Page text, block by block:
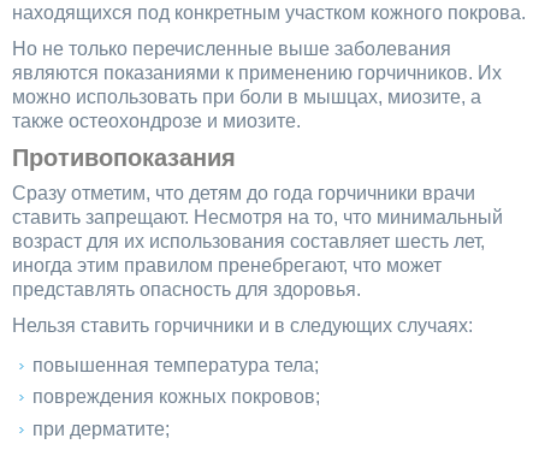
находящихся под конкретным участком кожного покрова.
Но не только перечисленные выше заболевания
являются показаниями к применению горчичников. Их
можно использовать при боли в мышцах, миозите, а
также остеохондрозе и миозите.
Противопоказания
Сразу отметим, что детям до года горчичники врачи
ставить запрещают. Несмотря на то, что минимальный
возраст для их использования составляет шесть лет,
иногда этим правилом пренебрегают, что может
представлять опасность для здоровья.
Нельзя ставить горчичники и в следующих случаях:
повышенная температура тела;
повреждения кожных покровов;
при дерматите;